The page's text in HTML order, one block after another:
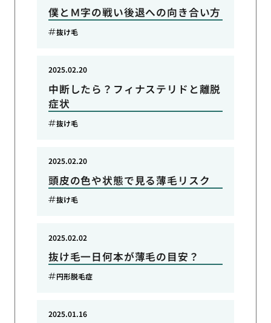
僕とＭ字の戦い後退への向き合い方
抜け毛
中断したら？フィナステリドと離脱
症状
2025.02.20
抜け毛
頭皮の色や状態で見る薄毛リスク
2025.02.20
抜け毛
抜け毛一日何本が薄毛の目安？
2025.02.02
円形脱毛症
2025.01.16